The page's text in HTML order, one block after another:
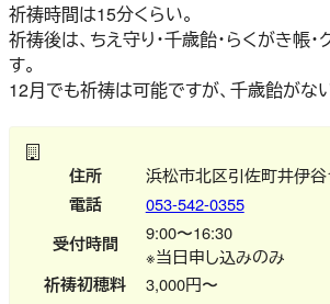
祈祷時間は15分くらい。
祈祷後は、ちえ守り・千歳飴・らくがき帳
す。
12月でも祈祷は可能ですが、千歳飴がな
住所 浜松市北区引佐町井伊谷
電話 053-542-0355
受付時間
9:00〜16:30
※当日申し込みのみ
祈祷初穂料 3,000円〜